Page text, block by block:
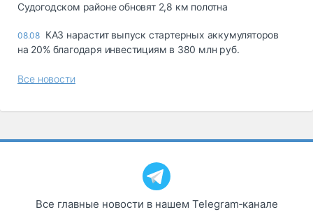
Судогодском районе обновят 2,8 км полотна
08.08 КАЗ нарастит выпуск стартерных аккумуляторов
на 20% благодаря инвестициям в 380 млн руб.
Все новости
Все главные новости в нашем Telegram‑канале